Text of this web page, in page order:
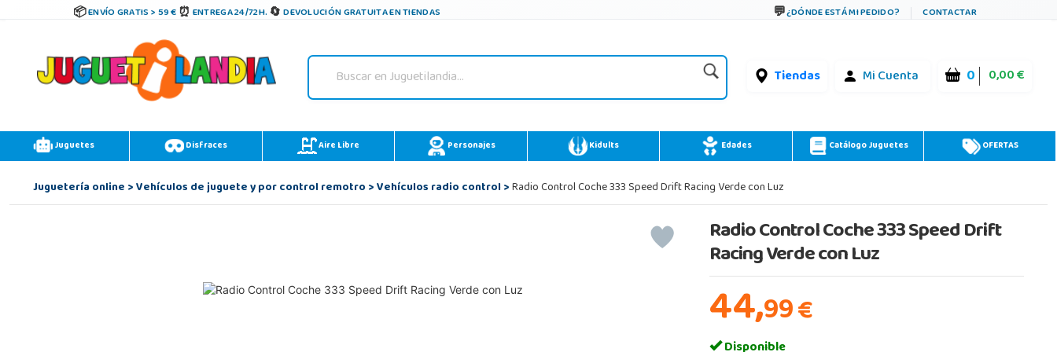
ENVÍO GRATIS > 59 € ENTREGA 24/72H. DEVOLUCIÓN GRATUITA EN TIENDAS ¿DÓNDE ESTÁ MI PEDIDO? CONTACTAR
Tiendas Mi Cuenta 0 0,00 €
Juguetes Disfraces Aire Libre Personajes Kidults Edades Catálogo Juguetes OFERTAS
Juguetería online>Vehículos de juguete y por control remotro>Vehículos radio control>Radio Control Coche 333 Speed Drift Racing Verde con Luz
Radio Control Coche 333 Speed Drift
Racing Verde con Luz
44,99€